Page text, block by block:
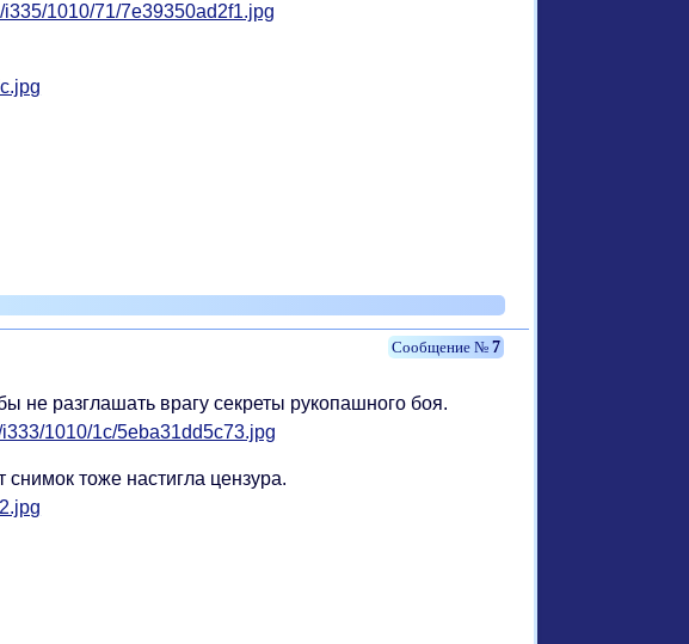
7
не разглашать врагу секреты рукопашного боя.
тоже настигла цензура.